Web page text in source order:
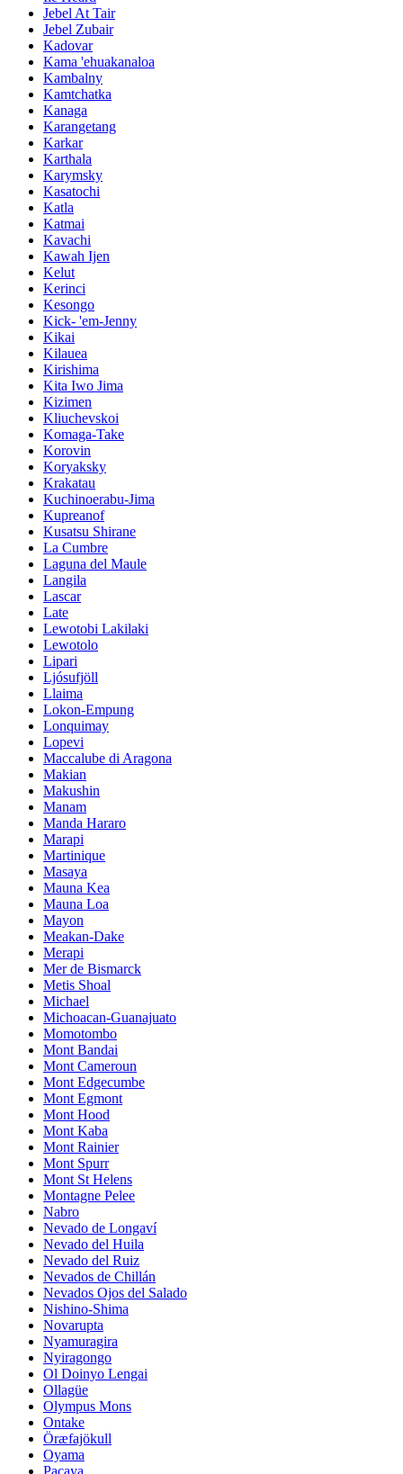
Jebel At Tair
Jebel Zubair
Kadovar
Kama 'ehuakanaloa
Kambalny
Kamtchatka
Kanaga
Karangetang
Karkar
Karthala
Karymsky
Kasatochi
Katla
Katmai
Kavachi
Kawah Ijen
Kelut
Kerinci
Kesongo
Kick- 'em-Jenny
Kikai
Kilauea
Kirishima
Kita Iwo Jima
Kizimen
Kliuchevskoi
Komaga-Take
Korovin
Koryaksky
Krakatau
Kuchinoerabu-Jima
Kupreanof
Kusatsu Shirane
La Cumbre
Laguna del Maule
Langila
Lascar
Late
Lewotobi Lakilaki
Lewotolo
Lipari
Ljósufjöll
Llaima
Lokon-Empung
Lonquimay
Lopevi
Maccalube di Aragona
Makian
Makushin
Manam
Manda Hararo
Marapi
Martinique
Masaya
Mauna Kea
Mauna Loa
Mayon
Meakan-Dake
Merapi
Mer de Bismarck
Metis Shoal
Michael
Michoacan-Guanajuato
Momotombo
Mont Bandai
Mont Cameroun
Mont Edgecumbe
Mont Egmont
Mont Hood
Mont Kaba
Mont Rainier
Mont Spurr
Mont St Helens
Montagne Pelee
Nabro
Nevado de Longaví
Nevado del Huila
Nevado del Ruiz
Nevados de Chillán
Nevados Ojos del Salado
Nishino-Shima
Novarupta
Nyamuragira
Nyiragongo
Ol Doinyo Lengai
Ollagüe
Olympus Mons
Ontake
Öræfajökull
Oyama